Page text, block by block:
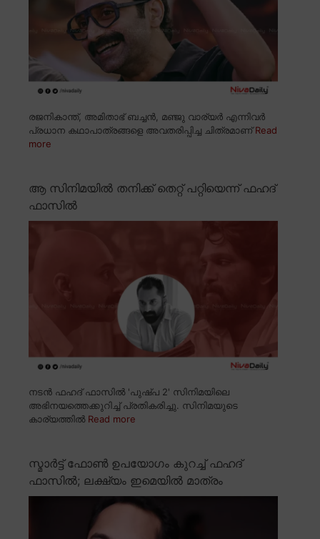
രജനികാന്ത്, അമിതാഭ് ബച്ചൻ, മഞ്ജു വാര്യർ എന്നിവർ
പ്രധാന കഥാപാത്രങ്ങളെ അവതരിപ്പിച്ച ചിത്രമാണ്Read
more
ആ സിനിമയിൽ തനിക്ക് തെറ്റ് പറ്റിയെന്ന് ഫഹദ്
ഫാസിൽ
നടൻ ഫഹദ് ഫാസിൽ 'പുഷ്പ 2' സിനിമയിലെ
അഭിനയത്തെക്കുറിച്ച് പ്രതികരിച്ചു. സിനിമയുടെ
കാര്യത്തിൽ Read more
സ്മാർട്ട് ഫോൺ ഉപയോഗം കുറച്ച് ഫഹദ്
ഫാസിൽ; ലക്ഷ്യം ഇമെയിൽ മാത്രം